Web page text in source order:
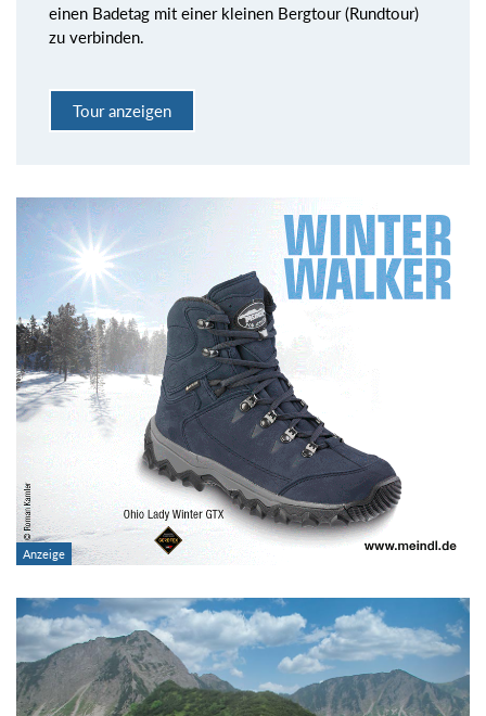
einen Badetag mit einer kleinen Bergtour (Rundtour)
zu verbinden.
Tour anzeigen